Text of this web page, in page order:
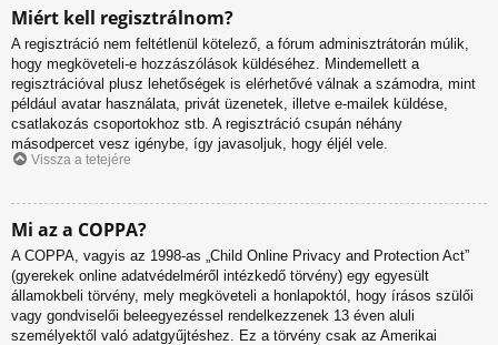
Miért kell regisztrálnom?
A regisztráció nem feltétlenül kötelező, a fórum adminisztrátorán múlik,
hogy megköveteli-e hozzászólások küldéséhez. Mindemellett a
regisztrációval plusz lehetőségek is elérhetővé válnak a számodra, mint
például avatar használata, privát üzenetek, illetve e-mailek küldése,
csatlakozás csoportokhoz stb. A regisztráció csupán néhány
másodpercet vesz igénybe, így javasoljuk, hogy éljél vele.
Vissza a tetejére
Mi az a COPPA?
A COPPA, vagyis az 1998-as „Child Online Privacy and Protection Act”
(gyerekek online adatvédelméről intézkedő törvény) egy egyesült
államokbeli törvény, mely megköveteli a honlapoktól, hogy írásos szülői
vagy gondviselői beleegyezéssel rendelkezzenek 13 éven aluli
személyektől való adatgyűjtéshez. Ez a törvény csak az Amerikai